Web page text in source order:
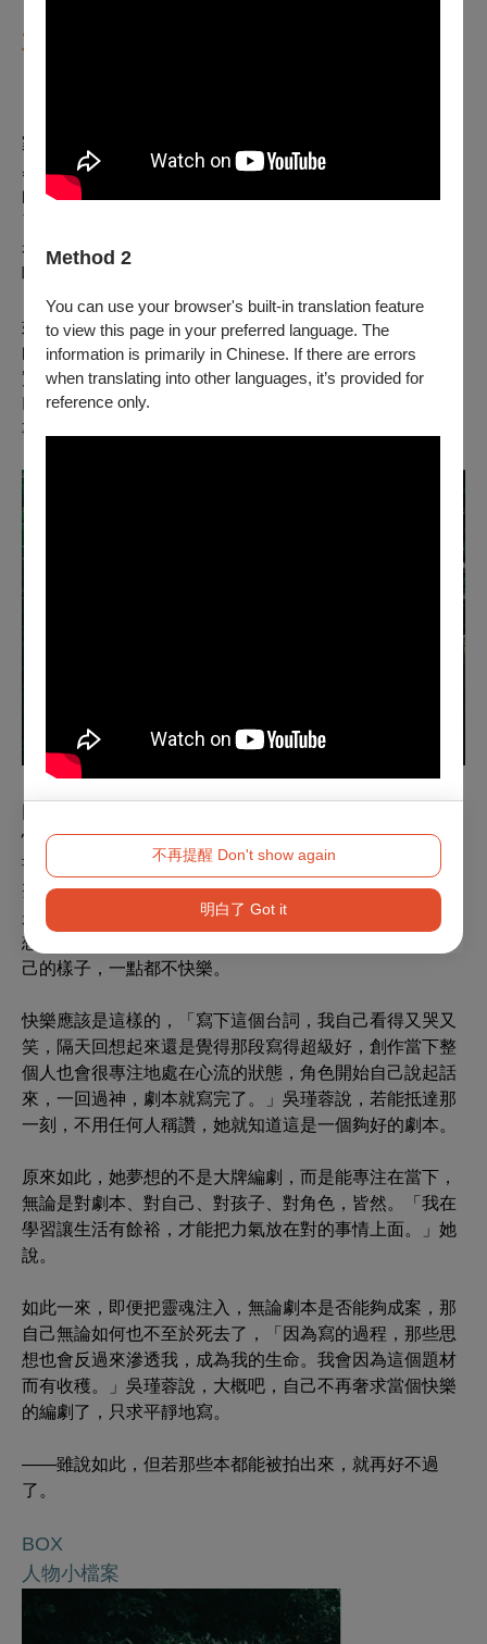
Method 2
You can use your browser's built-in translation feature
to view this page in your preferred language. The
information is primarily in Chinese. If there are errors
when translating into other languages, it’s provided for
reference only.
不再提醒 Don't show again
明白了 Got it
不再讓自己跟著劇本死去了
家人那件事》劇中警察主角的原型，劇終父子和解的情
感，也是奠基在此之上。甚至是——不只創作，連吳瑾蓉
的日常生活都能派上用場，「有時候很沮喪覺得自己老
了，先生就會拿租隊友的台詞安慰我：『永遠不要說自己
老，你只會比現在更老，你這樣說，對得起未來的自己
她明白了，編劇不僅是投入靈魂創作的工作，也得拿自己
的生命來面對現實中的各種恐懼與痛苦，才有可能給出真
實的反饋，重新奪回生活的自主。「在影視圈被狂賞幾個
巴掌，一路爬回劇場，反而會讓我看到很多以前看不到的
事。」
惱，題材親民，卻曾被同儕揶揄：「妳好適合寫暢銷
書。」那幾年總是這樣的，她不甘輕易被貼上標籤，就會
努力突破那個標籤，「所以我後來寫了一個《檔案K》就
是這樣，描述平行時空，思考宇宙的真義，那時候寫完就
想說夠有深度了吧？這樣可以了吧？」可是一直想證明自
己的樣子，一點都不快樂。
快樂應該是這樣的，「寫下這個台詞，我自己看得又哭又
笑，隔天回想起來還是覺得那段寫得超級好，創作當下整
個人也會很專注地處在心流的狀態，角色開始自己說起話
來，一回過神，劇本就寫完了。」吳瑾蓉說，若能抵達那
一刻，不用任何人稱讚，她就知道這是一個夠好的劇本。
原來如此，她夢想的不是大牌編劇，而是能專注在當下，
無論是對劇本、對自己、對孩子、對角色，皆然。「我在
學習讓生活有餘裕，才能把力氣放在對的事情上面。」她
說。
如此一來，即便把靈魂注入，無論劇本是否能夠成案，那
自己無論如何也不至於死去了，「因為寫的過程，那些思
想也會反過來滲透我，成為我的生命。我會因為這個題材
而有收穫。」吳瑾蓉說，大概吧，自己不再奢求當個快樂
的編劇了，只求平靜地寫。
——雖說如此，但若那些本都能被拍出來，就再好不過
了。
BOX
人物小檔案